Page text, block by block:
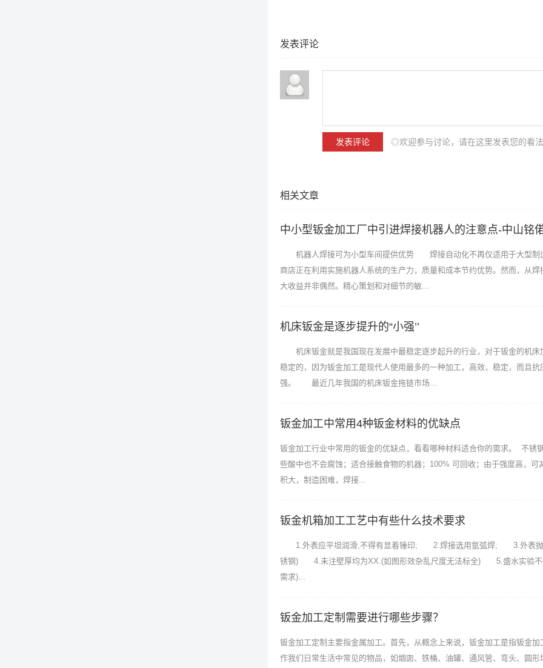
发表评论
◎欢迎参与讨论，请在这里发表您的看
相关文章
中小型钣金加工厂中引进焊接机器人的注意点-中山铭
机器人焊接可为小型车间提供优势 焊接自动化不再仅适用于大型制
商店正在利用实施机器人系统的生产力，质量和成本节约优势。然而，从焊
大收益并非偶然。精心策划和对细节的敏...
机床钣金是逐步提升的“小强’’
机床钣金就是我国现在发展中最稳定逐步起升的行业，对于钣金的机床
稳定的，因为钣金加工是现代人使用最多的一种加工，高效，稳定，而且抗
强。 最近几年我国的机床钣金拖链市场...
钣金加工中常用4种钣金材料的优缺点
钣金加工行业中常用的钣金的优缺点，看看哪种材料适合你的需求。 不锈
些酸中也不会腐蚀；适合接触食物的机器；100% 可回收；由于强度高，可
积大，制造困难，焊接...
钣金机箱加工工艺中有些什么技术要求
1.外表应平坦润滑,不得有显着锤印; 2.焊接选用氩弧焊; 3.外表抛
锈钢) 4.未注壁厚均为XX.(如图形效杂乱尺度无法标全) 5.盛水实验不
需求)...
钣金加工定制需要进行哪些步骤？
钣金加工定制主要指金属加工。首先，从概念上来说，钣金加工是指钣金加
作我们日常生活中常见的物品，如烟囱、铁桶、油罐、通风管、弯头、圆形